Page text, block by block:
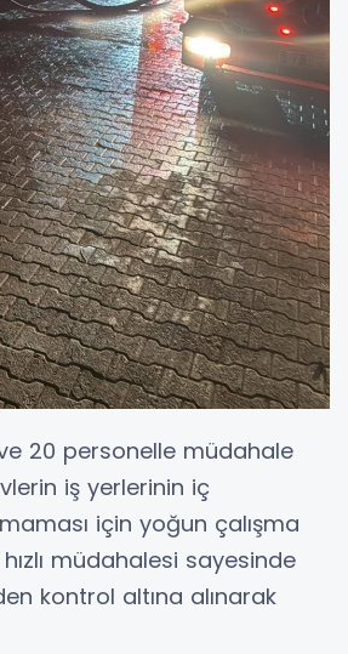
20 personelle müdahale
iş yerlerinin iç
için yoğun çalışma
müdahalesi sayesinde
kontrol altına alınarak